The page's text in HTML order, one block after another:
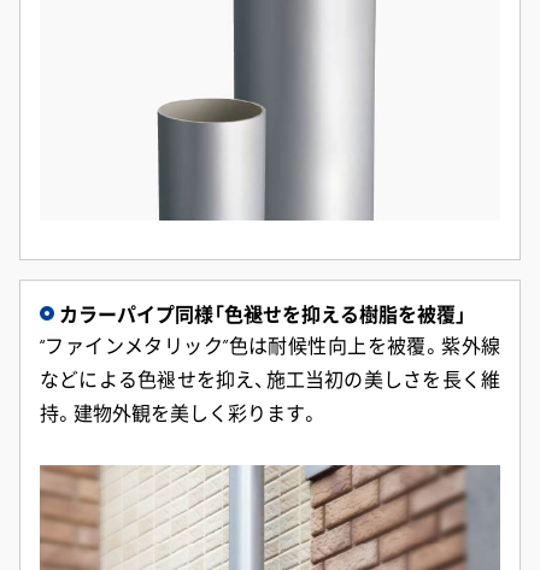
カラーパイプ同様「色褪せを抑える樹脂を被覆」
“ファインメタリック”色は耐候性向上を被覆。紫外線
などによる色褪せを抑え、施工当初の美しさを長く維
持。建物外観を美しく彩ります。